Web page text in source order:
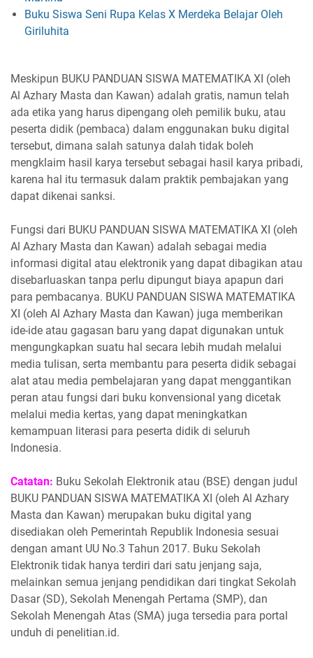
Buku Siswa Seni Rupa Kelas X Merdeka Belajar Oleh
Giriluhita
Meskipun BUKU PANDUAN SISWA MATEMATIKA XI (oleh
Al Azhary Masta dan Kawan) adalah gratis, namun telah
ada etika yang harus dipengang oleh pemilik buku, atau
peserta didik (pembaca) dalam enggunakan buku digital
tersebut, dimana salah satunya dalah tidak boleh
mengklaim hasil karya tersebut sebagai hasil karya pribadi,
karena hal itu termasuk dalam praktik pembajakan yang
dapat dikenai sanksi.
Fungsi dari BUKU PANDUAN SISWA MATEMATIKA XI (oleh
Al Azhary Masta dan Kawan) adalah sebagai media
informasi digital atau elektronik yang dapat dibagikan atau
disebarluaskan tanpa perlu dipungut biaya apapun dari
para pembacanya. BUKU PANDUAN SISWA MATEMATIKA
XI (oleh Al Azhary Masta dan Kawan) juga memberikan
ide-ide atau gagasan baru yang dapat digunakan untuk
mengungkapkan suatu hal secara lebih mudah melalui
media tulisan, serta membantu para peserta didik sebagai
alat atau media pembelajaran yang dapat menggantikan
peran atau fungsi dari buku konvensional yang dicetak
melalui media kertas, yang dapat meningkatkan
kemampuan literasi para peserta didik di seluruh
Indonesia.
Catatan: Buku Sekolah Elektronik atau (BSE) dengan judul
BUKU PANDUAN SISWA MATEMATIKA XI (oleh Al Azhary
Masta dan Kawan) merupakan buku digital yang
disediakan oleh Pemerintah Republik Indonesia sesuai
dengan amant UU No.3 Tahun 2017. Buku Sekolah
Elektronik tidak hanya terdiri dari satu jenjang saja,
melainkan semua jenjang pendidikan dari tingkat Sekolah
Dasar (SD), Sekolah Menengah Pertama (SMP), dan
Sekolah Menengah Atas (SMA) juga tersedia para portal
unduh di penelitian.id.